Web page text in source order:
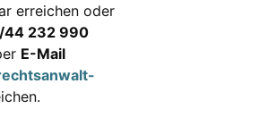
erreichen oder
232 990
E-Mail